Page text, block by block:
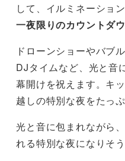
して、イルミネーショ
一夜限りのカウントダ
ドローンショーやバブ
DJタイムなど、光と音
幕開けを祝えます。キ
越しの特別な夜をたっ
光と音に包まれながら
れる特別な夜になりそ